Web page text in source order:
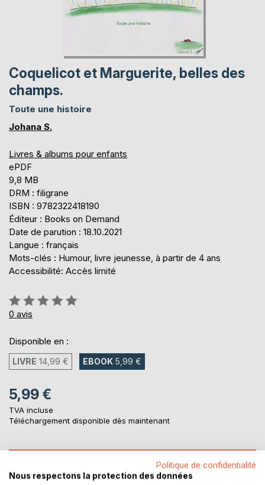
Coquelicot et Marguerite, belles des
champs.
Toute une histoire
Johana S.
Livres & albums pour enfants
ePDF
9,8 MB
DRM : filigrane
ISBN : 9782322418190
Éditeur : Books on Demand
Date de parution : 18.10.2021
Langue : français
Mots-clés : Humour, livre jeunesse, à partir de 4 ans
Accessibilité: Accès limité
Évaluation:
0%
0 avis
Disponible en :
LIVRE 14,99 € EBOOK 5,99 €
5,99 €
TVA incluse
Téléchargement disponible dès maintenant
AJOUTER AU PANIERPolitique de confidentialité
Nous respectons la protection des données